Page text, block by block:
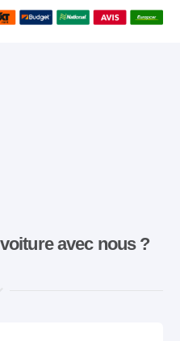
avec nous ?